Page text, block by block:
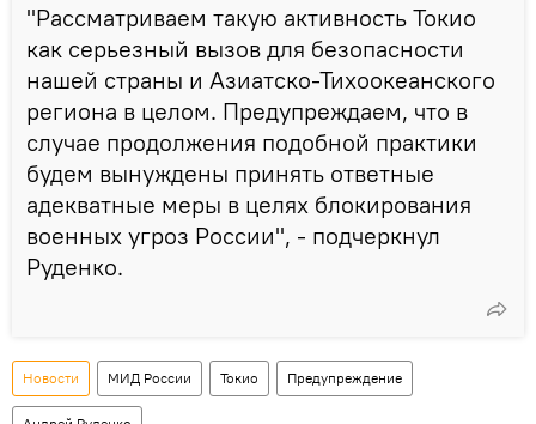
"Рассматриваем такую активность Токио
как серьезный вызов для безопасности
нашей страны и Азиатско-Тихоокеанского
региона в целом. Предупреждаем, что в
случае продолжения подобной практики
будем вынуждены принять ответные
адекватные меры в целях блокирования
военных угроз России", - подчеркнул
Руденко.
Новости МИД России Токио Предупреждение